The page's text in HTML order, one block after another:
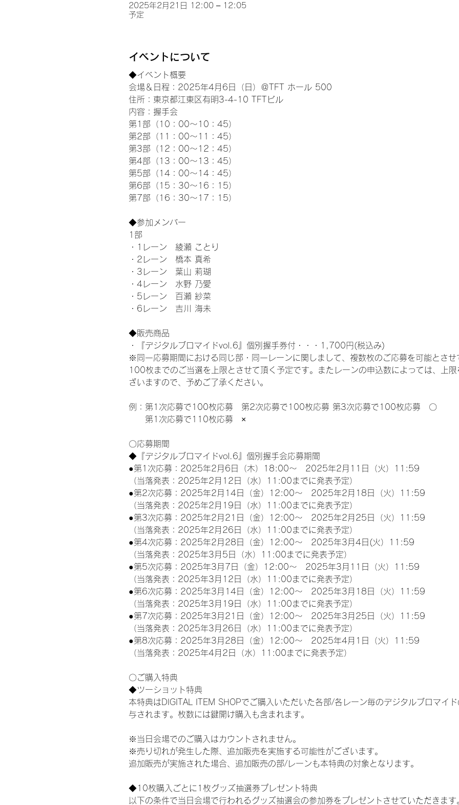
2025年2月21日 12:00 – 12:05
予定
イベントについて
◆イベント概要
会場＆日程：2025年4月6日（日）＠TFT ホール 500
住所：東京都江東区有明3-4-10 TFTビル
内容：握手会
第1部（10：00～10：45）
第2部（11：00～11：45）
第3部（12：00～12：45）
第4部（13：00～13：45）
第5部（14：00～14：45）
第6部（15：30～16：15）
第7部（16：30～17：15）
◆参加メンバー
1部
・1レーン　綾瀬 ことり
・2レーン　橋本 真希
・3レーン　葉山 莉瑚
・4レーン　水野 乃愛
・5レーン　百瀬 紗菜
・6レーン　吉川 海未
◆販売商品
・『デジタルブロマイドvol.6』個別握手券付・・・1,700円(税込み)
※同一応募期間における同じ部・同一レーンに関しまして、複数枚のご応募を可能とさ
100枚までのご当選を上限とさせて頂く予定です。またレーンの申込数によっては、上
ざいますので、予めご了承ください。
例：第1次応募で100枚応募　第2次応募で100枚応募 第3次応募で100枚応募　〇
第1次応募で110枚応募　×
〇応募期間
◆『デジタルブロマイドvol.6』個別握手会応募期間
●第1次応募：2025年2月6日（木）18:00～　2025年2月11日（火）11:59
（当落発表：2025年2月12日（水）11:00までに発表予定）
●第2次応募：2025年2月14日（金）12:00～　2025年2月18日（火）11:59
（当落発表：2025年2月19日（水）11:00までに発表予定）
●第3次応募：2025年2月21日（金）12:00～　2025年2月25日（火）11:59
（当落発表：2025年2月26日（水）11:00までに発表予定）
●第4次応募：2025年2月28日（金）12:00～　2025年3月4日(火）11:59
（当落発表：2025年3月5日（水）11:00までに発表予定）
●第5次応募：2025年3月7日（金）12:00～　2025年3月11日（火）11:59
（当落発表：2025年3月12日（水）11:00までに発表予定）
●第6次応募：2025年3月14日（金）12:00～　2025年3月18日（火）11:59
（当落発表：2025年3月19日（水）11:00までに発表予定）
●第7次応募：2025年3月21日（金）12:00～　2025年3月25日（火）11:59
（当落発表：2025年3月26日（水）11:00までに発表予定）
●第8次応募：2025年3月28日（金）12:00～　2025年4月1日（火）11:59
（当落発表：2025年4月2日（水）11:00までに発表予定）
〇ご購入特典
◆ツーショット特典
本特典はDIGITAL ITEM SHOPでご購入いただいた各部/各レーン毎のデジタルブロマイ
与されます。枚数には鍵開け購入も含まれます。
※当日会場でのご購入はカウントされません。
※売り切れが発生した際、追加販売を実施する可能性がございます。
追加販売が実施された場合、追加販売の部/レーンも本特典の対象となります。
◆10枚購入ごとに1枚グッズ抽選券プレゼント特典
以下の条件で当日会場で行われるグッズ抽選会の参加券をプレゼントさせていただきます